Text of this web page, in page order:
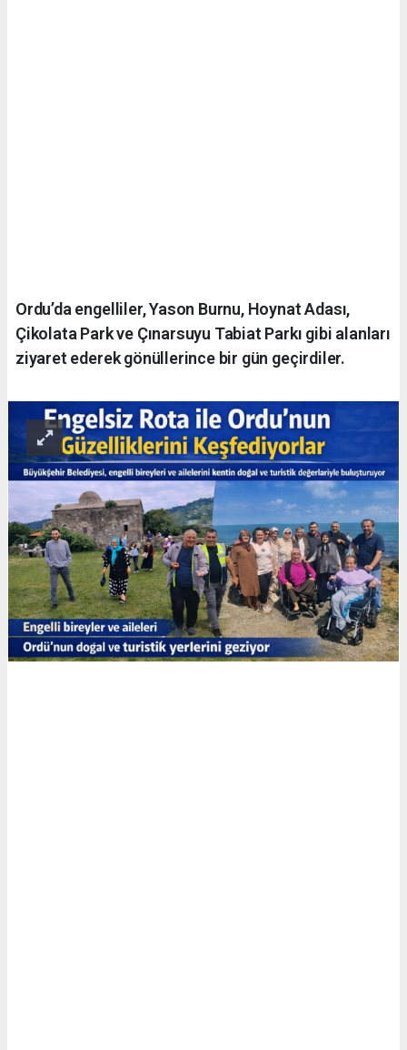
Ordu’da engelliler, Yason Burnu, Hoynat Adası,
Çikolata Park ve Çınarsuyu Tabiat Parkı gibi alanları
ziyaret ederek gönüllerince bir gün geçirdiler.